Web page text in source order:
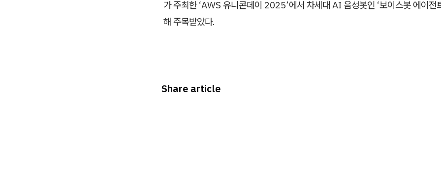
가 주최한 ‘AWS 유니콘데이 2025’에서 차세대 AI 음성봇인 ‘보이스봇 에이전
해 주목받았다.
Share article